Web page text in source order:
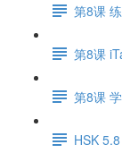
第8课
第8课
第8课
HSK